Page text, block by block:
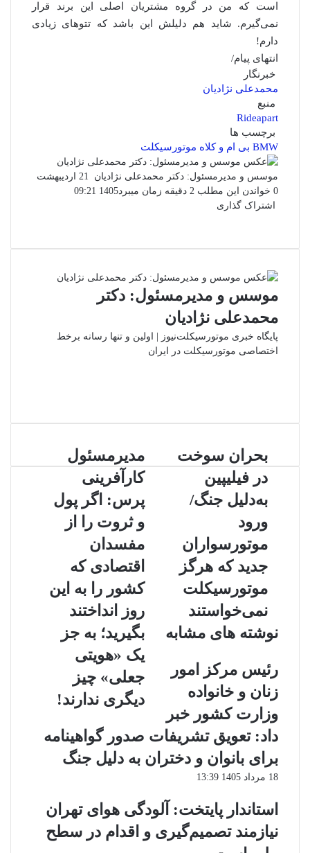
است که من در گروه مشتریان اصلی این برند قرار
نمی‌گیرم. شاید هم دلیلش این باشد که تتوهای زیادی
دارم!
انتهای پیام/
خبرنگار
محمدعلی نژادیان
منبع
Rideapart
برچسب ها
BMW بی ام و کلاه موتورسیکلت
موسس و مدیرمسئول: دکتر محمدعلی نژادیان
ارسال
ایمیل
21 اردیبهشت
1405 09:21
0 خواندن این مطلب 2 دقیقه زمان میبرد
اشتراک گذاری
از
ایمیل
موسس و مدیرمسئول: دکتر
محمدعلی نژادیان
پایگاه خبری موتورسیکلت‌نیوز | اولین و تنها رسانه برخط
اختصاصی موتورسیکلت در ایران
مدیرمسئول
کارآفرینی
پرس:
پول
و
ثروت
را
از
مفسدان
اقتصادی
که
کشور
را
به
روز
انداختند
جز
یک
چیز
دیگری
ندارند!
مدیرمسئول
کارآفرینی
پرس: اگر پول
و ثروت را از
مفسدان
اقتصادی که
کشور را به این
روز انداختند
بگیرید؛ به جز
یک «هویتی
جعلی» چیز
دیگری ندارند!
بحران
سوخت
در
فیلیپین
به‌دلیل
جنگ/
ورود
موتورسواران
جدید
هرگز
موتورسیکلت
نمی‌خواستند
بحران سوخت
در فیلیپین
به‌دلیل جنگ/
ورود
موتورسواران
جدید که هرگز
موتورسیکلت
نمی‌خواستند
نوشته های مشابه
رئیس مرکز امور
زنان و خانواده
وزارت کشور خبر
داد: تعویق تشریفات صدور گواهینامه
برای بانوان و دختران به دلیل جنگ
18 مرداد 1405 13:39
استاندار پایتخت: آلودگی هوای تهران
نیازمند تصمیم‌گیری و اقدام در سطح